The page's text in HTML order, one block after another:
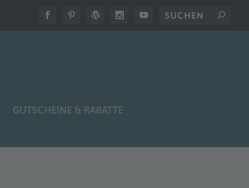
GUTSCHEINE & RABATTE